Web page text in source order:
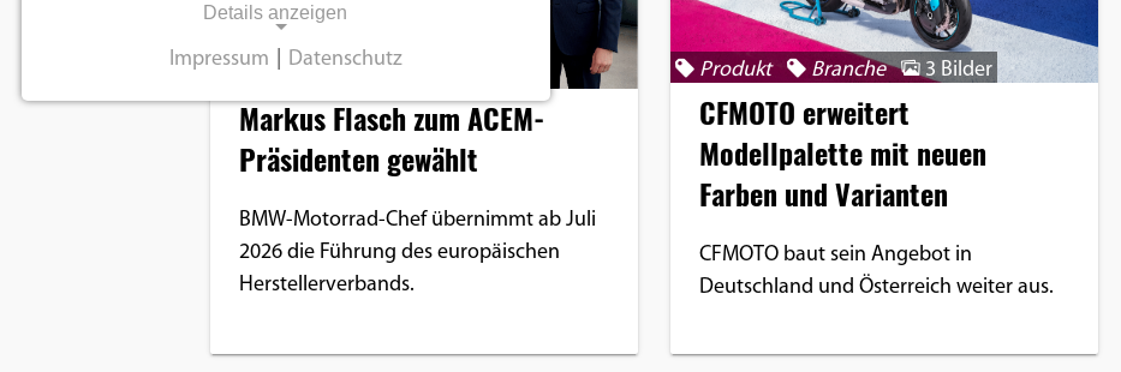
Branche
Markus Flasch zum ACEM-
Präsidenten gewählt
BMW-Motorrad-Chef übernimmt ab Juli
2026 die Führung des europäischen
Herstellerverbands.
Produkt Branche 3 Bilder
CFMOTO erweitert
Modellpalette mit neuen
Farben und Varianten
CFMOTO baut sein Angebot in
Deutschland und Österreich weiter aus.
Details anzeigen
Notwendige Cookies ermöglichen
grundlegende Funktionen und sind für die
Einverständnis-Cookie
Impressum Datenschutz